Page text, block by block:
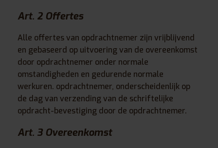
Art. 2 Offertes
Alle offertes van opdrachtnemer zijn vrijblijvend
en gebaseerd op uitvoering van de overeenkomst
door opdrachtnemer onder normale
omstandigheden en gedurende normale
werkuren. opdrachtnemer, onderscheidenlijk op
de dag van verzending van de schriftelijke
opdracht-bevestiging door de opdrachtnemer.
Art. 3 Overeenkomst